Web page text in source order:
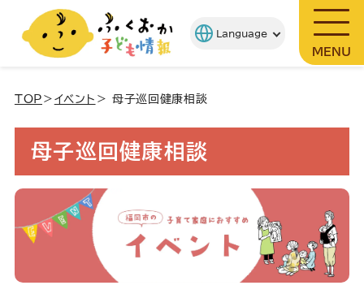
MENU
TOP ＞ イベント ＞ 母子巡回健康相談
母子巡回健康相談